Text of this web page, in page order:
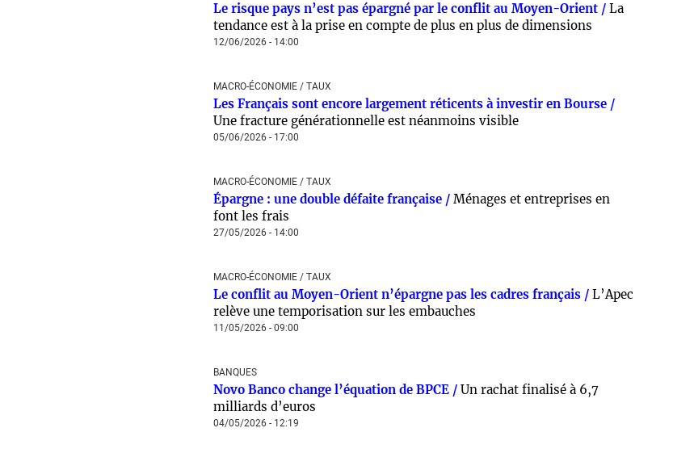
Le risque pays n’est pas épargné par le conflit au Moyen-Orient / La
tendance est à la prise en compte de plus en plus de dimensions
12/06/2026 - 14:00
MACRO-ÉCONOMIE / TAUX
Les Français sont encore largement réticents à investir en Bourse /
Une fracture générationnelle est néanmoins visible
05/06/2026 - 17:00
MACRO-ÉCONOMIE / TAUX
Épargne : une double défaite française / Ménages et entreprises en
font les frais
27/05/2026 - 14:00
MACRO-ÉCONOMIE / TAUX
Le conflit au Moyen-Orient n’épargne pas les cadres français / L’Apec
relève une temporisation sur les embauches
11/05/2026 - 09:00
BANQUES
Novo Banco change l’équation de BPCE / Un rachat finalisé à 6,7
milliards d’euros
04/05/2026 - 12:19